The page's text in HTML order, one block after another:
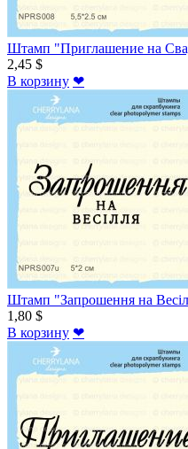
Штамп "Приглашение на
2,45 $
В корзину ❤
Штамп "Запрошення на
1,80 $
В корзину ❤